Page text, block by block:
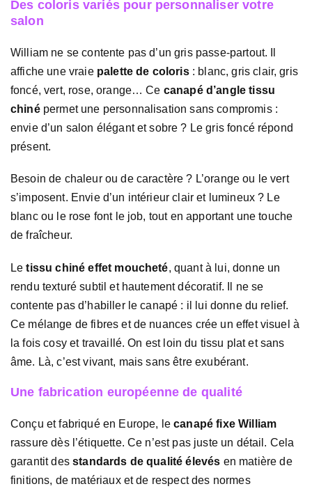
Des coloris variés pour personnaliser votre
salon
William ne se contente pas d’un gris passe-partout. Il
affiche une vraie palette de coloris: blanc, gris clair, gris
foncé, vert, rose, orange… Ce canapé d’angle tissu
chinépermet une personnalisation sans compromis :
envie d’un salon élégant et sobre ? Le gris foncé répond
présent.
Besoin de chaleur ou de caractère ? L’orange ou le vert
s’imposent. Envie d’un intérieur clair et lumineux ? Le
blanc ou le rose font le job, tout en apportant une touche
de fraîcheur.
Letissu chiné effet moucheté, quant à lui, donne un
rendu texturé subtil et hautement décoratif. Il ne se
contente pas d’habiller le canapé : il lui donne du relief.
Ce mélange de fibres et de nuances crée un effet visuel à
la fois cosy et travaillé. On est loin du tissu plat et sans
âme. Là, c’est vivant, mais sans être exubérant.
Une fabrication européenne de qualité
Conçu et fabriqué en Europe, lecanapé fixe William
rassure dès l’étiquette. Ce n’est pas juste un détail. Cela
garantit desstandards de qualité élevés en matière de
finitions, de matériaux et de respect des normes